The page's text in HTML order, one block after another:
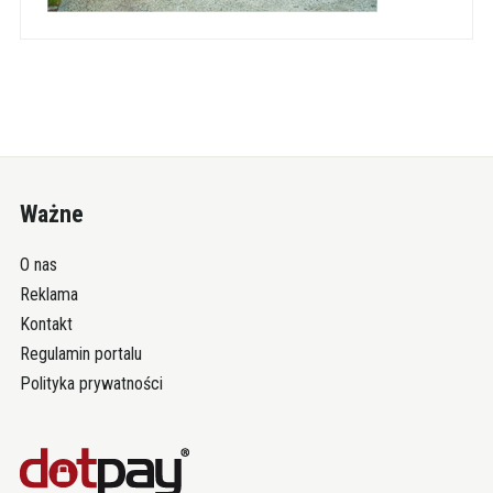
Ważne
O nas
Reklama
Kontakt
Regulamin portalu
Polityka prywatności